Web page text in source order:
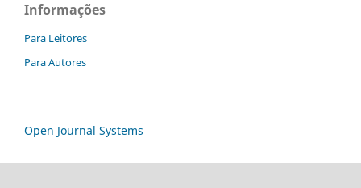
Informações
Para Leitores
Para Autores
Open Journal Systems